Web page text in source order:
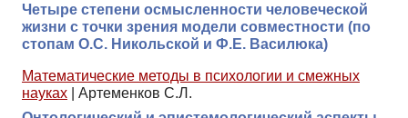
Четыре степени осмысленности человеческой
жизни с точки зрения модели совместности (по
стопам О.С. Никольской и Ф.Е. Василюка)
Математические методы в психологии и смежных
науках
Артеменков С.Л.